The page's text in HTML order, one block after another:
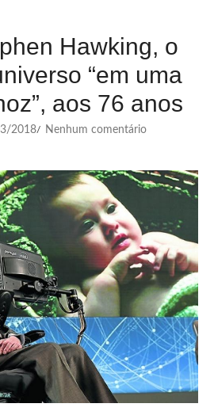
Hawking, o
“em uma
aos 76 anos
2018/ Nenhum comentário